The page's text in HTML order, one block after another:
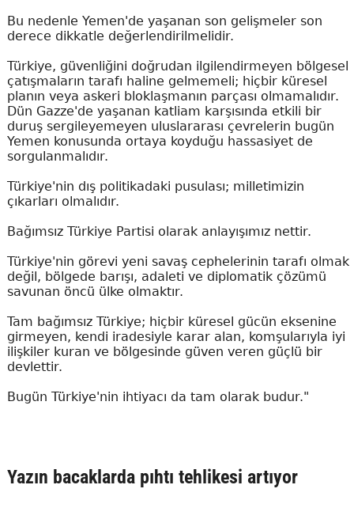
Bu nedenle Yemen'de yaşanan son gelişmeler son
derece dikkatle değerlendirilmelidir.
Türkiye, güvenliğini doğrudan ilgilendirmeyen bölgesel
çatışmaların tarafı haline gelmemeli; hiçbir küresel
planın veya askeri bloklaşmanın parçası olmamalıdır.
Dün Gazze'de yaşanan katliam karşısında etkili bir
duruş sergileyemeyen uluslararası çevrelerin bugün
Yemen konusunda ortaya koyduğu hassasiyet de
sorgulanmalıdır.
Türkiye'nin dış politikadaki pusulası; milletimizin
çıkarları olmalıdır.
Bağımsız Türkiye Partisi olarak anlayışımız nettir.
Türkiye'nin görevi yeni savaş cephelerinin tarafı olmak
değil, bölgede barışı, adaleti ve diplomatik çözümü
savunan öncü ülke olmaktır.
Tam bağımsız Türkiye; hiçbir küresel gücün eksenine
girmeyen, kendi iradesiyle karar alan, komşularıyla iyi
ilişkiler kuran ve bölgesinde güven veren güçlü bir
devlettir.
Bugün Türkiye'nin ihtiyacı da tam olarak budur."
Yazın bacaklarda pıhtı tehlikesi artıyor